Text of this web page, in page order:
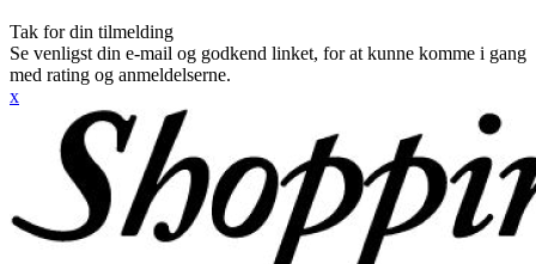
Tak for din tilmelding
Se venligst din e-mail og godkend linket, for at kunne komme i gang
med rating og anmeldelserne.
x